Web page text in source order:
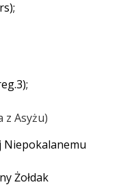
z Asyżu
Niepokalanemu
Żołdak